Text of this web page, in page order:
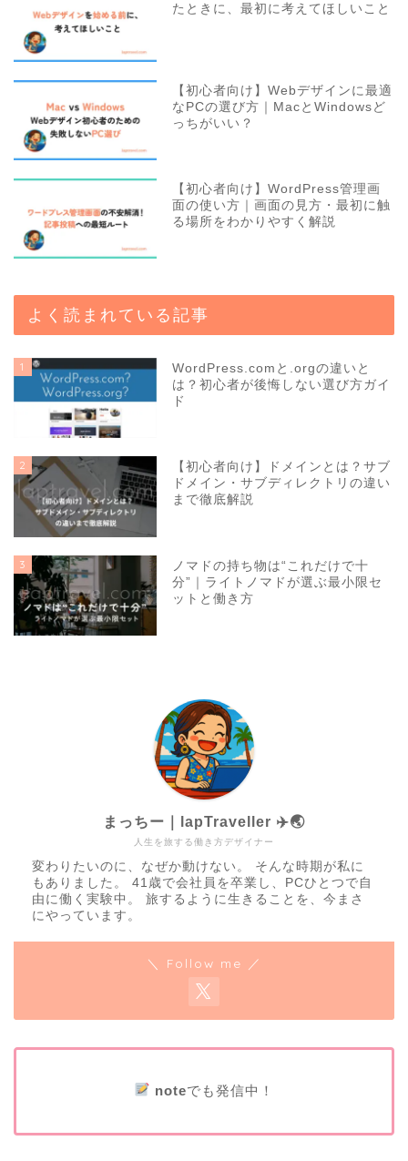
たときに、最初に考えてほしいこと
【初心者向け】Webデザインに最適
なPCの選び方｜MacとWindowsど
っちがいい？
【初心者向け】WordPress管理画
面の使い方｜画面の見方・最初に触
る場所をわかりやすく解説
よく読まれている記事
1
WordPress.comと.orgの違いと
は？初心者が後悔しない選び方ガイ
ド
2
【初心者向け】ドメインとは？サブ
ドメイン・サブディレクトリの違い
まで徹底解説
3
ノマドの持ち物は“これだけで十
分”｜ライトノマドが選ぶ最小限セ
ットと働き方
人生を旅する働き方デザイナー
まっちー｜lapTraveller ✈️🌏
変わりたいのに、なぜか動けない。 そんな時期が私に
もありました。 41歳で会社員を卒業し、PCひとつで自
由に働く実験中。 旅するように生きることを、今まさ
にやっています。
＼ Follow me ／
noteでも発信中！